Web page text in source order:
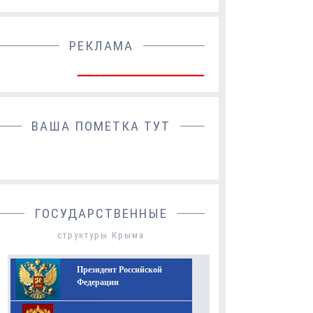
РЕКЛАМА
ВАША ПОМЕТКА ТУТ
ГОСУДАРСТВЕННЫЕ
структуры Крыма
Президент Российской
Федерации